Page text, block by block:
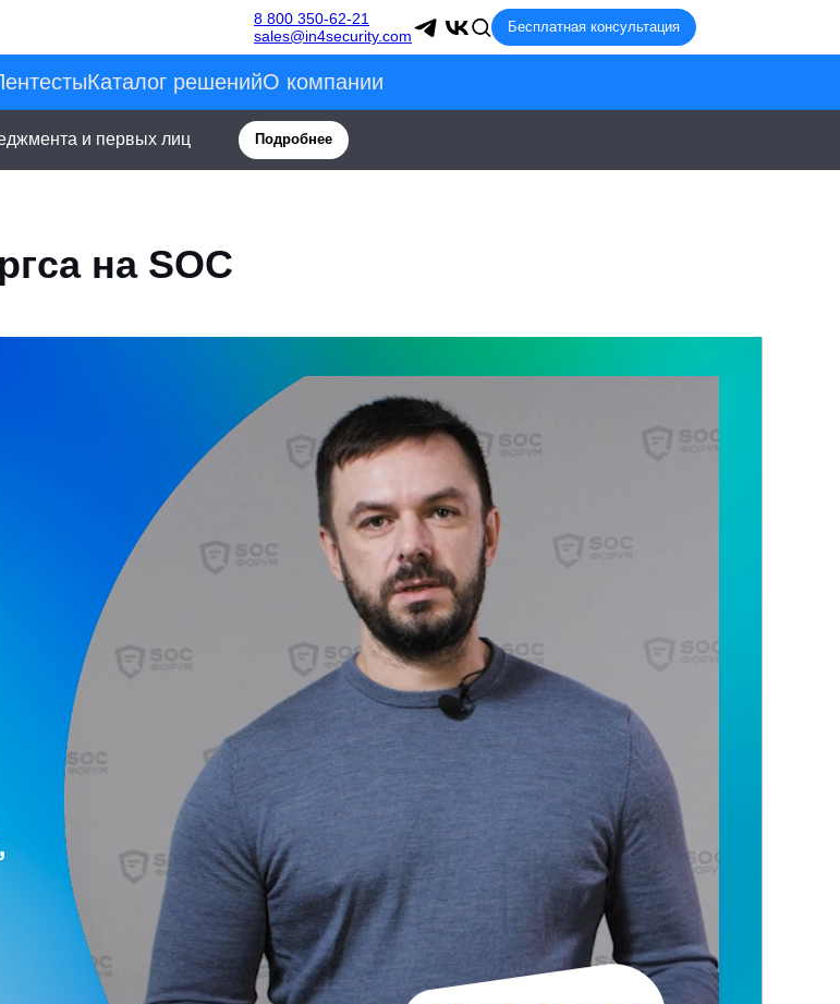
8 800 350-62-21
sales@in4security.com
Бесплатная консультация
Каталог решенийО компании
и первых лиц Подробнее
на SOC